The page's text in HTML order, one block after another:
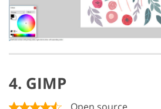
4. GIMP